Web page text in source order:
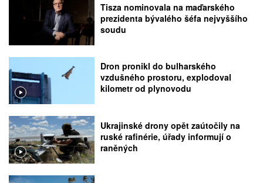
Tisza nominovala na maďarského
prezidenta bývalého šéfa nejvyššího
soudu
Dron pronikl do bulharského
vzdušného prostoru, explodoval
kilometr od plynovodu
Ukrajinské drony opět zaútočily na
ruské rafinérie, úřady informují o
raněných